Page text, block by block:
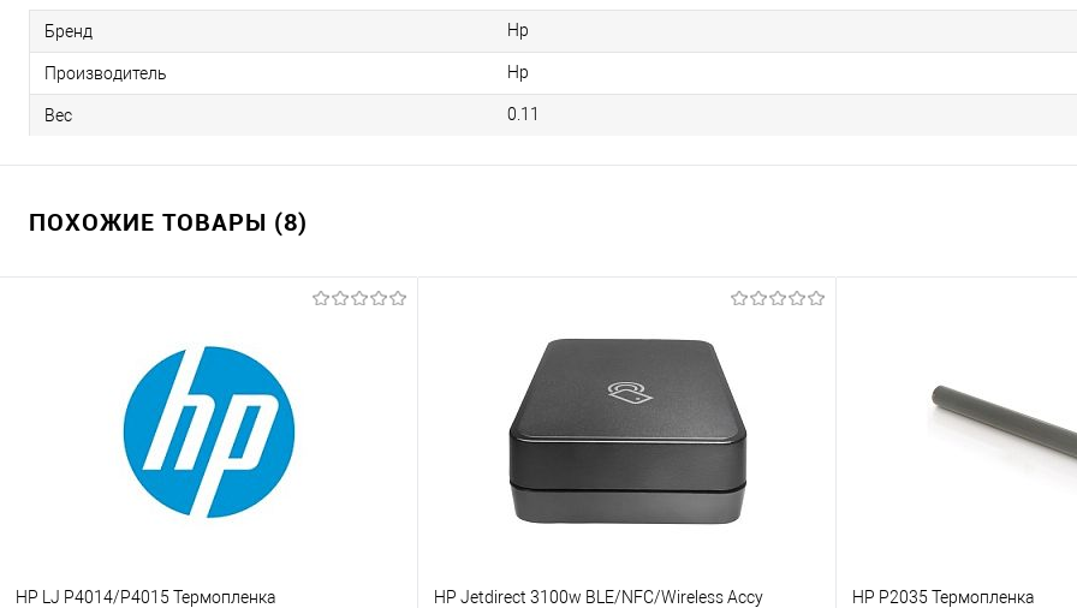
Бренд Hp
Производитель Hp
Вес 0.11
ПОХОЖИЕ ТОВАРЫ (8)
HP LJ P4014/P4015 Термопленка HP Jetdirect 3100w BLE/NFC/Wireless Accy HP P2035 Термопленка